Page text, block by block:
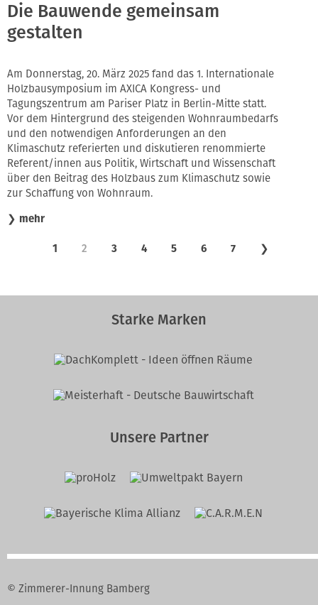
Die Bauwende gemeinsam
gestalten
Am Donnerstag, 20. März 2025 fand das 1. Internationale
Holzbausymposium im AXICA Kongress- und
Tagungszentrum am Pariser Platz in Berlin-Mitte statt.
Vor dem Hintergrund des steigenden Wohnraumbedarfs
und den notwendigen Anforderungen an den
Klimaschutz referierten und diskutieren renommierte
Referent/innen aus Politik, Wirtschaft und Wissenschaft
über den Beitrag des Holzbaus zum Klimaschutz sowie
zur Schaffung von Wohnraum.
❯ mehr
1 2 3 4 5 6 7 ❯
Starke Marken
Unsere Partner
© Zimmerer-Innung Bamberg